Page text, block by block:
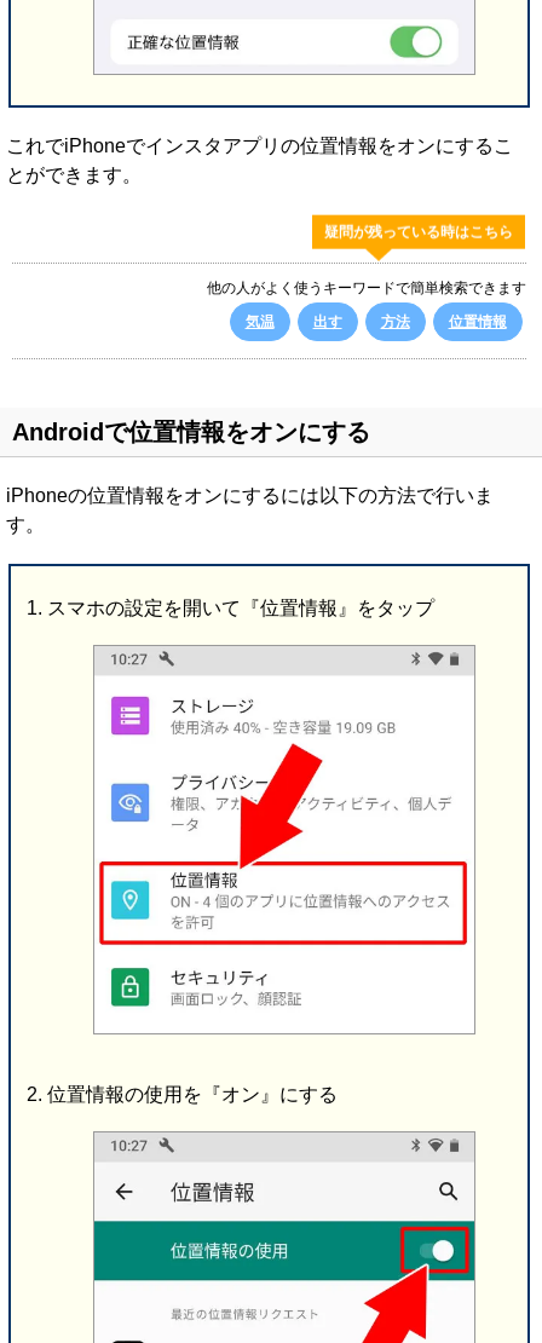
これでiPhoneでインスタアプリの位置情報をオンにするこ
とができます。
疑問が残っている時はこちら
他の人がよく使うキーワードで簡単検索できます
気温
出す 方法 位置情報
Androidで位置情報をオンにする
iPhoneの位置情報をオンにするには以下の方法で行いま
す。
スマホの設定を開いて『位置情報』をタップ
位置情報の使用を『オン』にする